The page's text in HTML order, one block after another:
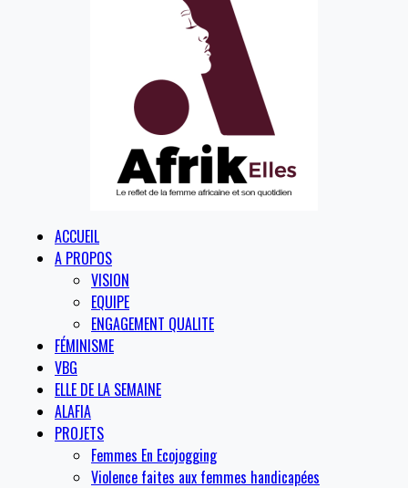
ACCUEIL
A PROPOS
VISION
EQUIPE
ENGAGEMENT QUALITE
FÉMINISME
VBG
ELLE DE LA SEMAINE
ALAFIA
PROJETS
Femmes En Ecojogging
Violence faites aux femmes handicapées